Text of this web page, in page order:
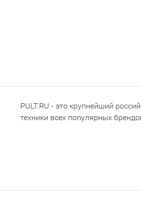
PULT.RU - это крупнейший
техники всех популярных